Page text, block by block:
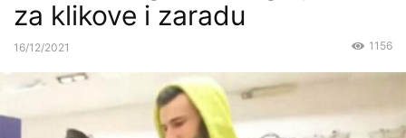
za klikove i zaradu
16/12/2021 1156